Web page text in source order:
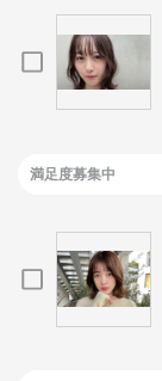
満足度募集中